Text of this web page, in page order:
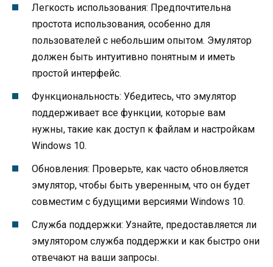
Легкость использования: Предпочтительна
простота использования, особенно для
пользователей с небольшим опытом. Эмулятор
должен быть интуитивно понятным и иметь
простой интерфейс.
Функциональность: Убедитесь, что эмулятор
поддерживает все функции, которые вам
нужны, такие как доступ к файлам и настройкам
Windows 10.
Обновления: Проверьте, как часто обновляется
эмулятор, чтобы быть уверенным, что он будет
совместим с будущими версиями Windows 10.
Служба поддержки: Узнайте, предоставляется ли
эмулятором служба поддержки и как быстро они
отвечают на ваши запросы.